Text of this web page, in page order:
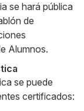
se hará pública
de
Alumnos.
se puede
certificados: